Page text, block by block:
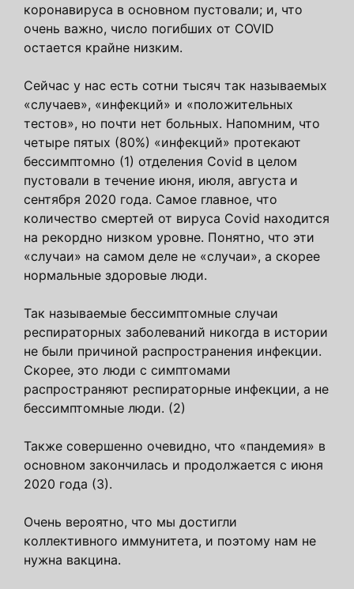
коронавируса в основном пустовали; и, что
очень важно, число погибших от COVID
остается крайне низким.
Сейчас у нас есть сотни тысяч так называемых
«случаев», «инфекций» и «положительных
тестов», но почти нет больных. Напомним, что
четыре пятых (80%) «инфекций» протекают
бессимптомно (1) отделения Covid в целом
пустовали в течение июня, июля, августа и
сентября 2020 года. Самое главное, что
количество смертей от вируса Covid находится
на рекордно низком уровне. Понятно, что эти
«случаи» на самом деле не «случаи», а скорее
нормальные здоровые люди.
Так называемые бессимптомные случаи
респираторных заболеваний никогда в истории
не были причиной распространения инфекции.
Скорее, это люди с симптомами
распространяют респираторные инфекции, а не
бессимптомные люди. (2)
Также совершенно очевидно, что «пандемия» в
основном закончилась и продолжается с июня
2020 года (3).
Очень вероятно, что мы достигли
коллективного иммунитета, и поэтому нам не
нужна вакцина.